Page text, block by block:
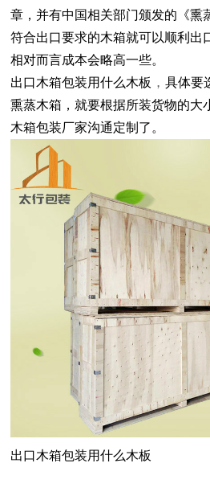
章，并有中国相关部门颁发的《熏
符合出口要求的木箱就可以顺利出
相对而言成本会略高一些。
出口木箱包装用什么木板 ，具体要
熏蒸木箱，就要根据所装货物的大
木箱包装厂家沟通定制了。
出口木箱包装用什么木板